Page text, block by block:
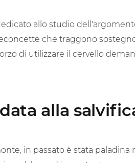
allo studio
che traggono
di utilizzare il cervello
alla
in passato è stata